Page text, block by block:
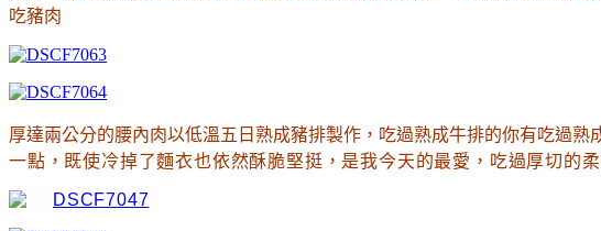
吃豬肉
厚達兩公分的腰內肉以低溫五日熟成豬排製作 ，吃過熟成牛排的你有吃過熟
一點 ，既使冷掉了麵衣也依然酥脆堅挺 ，是我今天的最愛 ，吃過厚切的